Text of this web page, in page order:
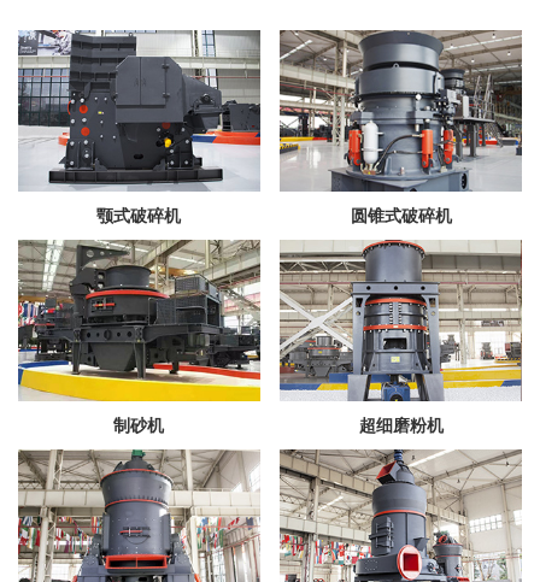
颚式破碎机 圆锥式破碎机
制砂机 超细磨粉机